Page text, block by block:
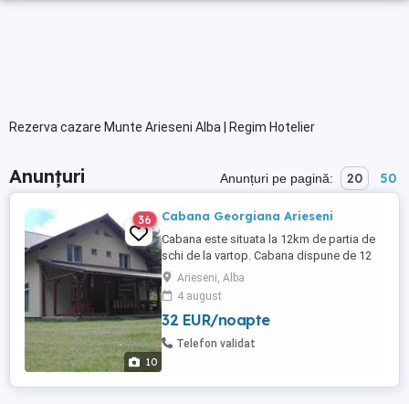
Rezerva cazare Munte Arieseni Alba | Regim Hotelier
Anunțuri Anunțuri pe pagină: 20 50
10
36 Cabana Georgiana Arieseni
Cabana este situata la 12km de partia de
schi de la vartop. Cabana dispune de 12
locuri de cazare 4 camere duble cu baie
proprie 1 apartament cu 2 camere cu baie
proprie. Foișor cu grătar si ceaun Loc de
joaca pentru copii. Prețul este 1000 de lei
noapte, inchiriere integrala.
Arieseni, Alba
4 august
32 EUR/noapte
Telefon validat